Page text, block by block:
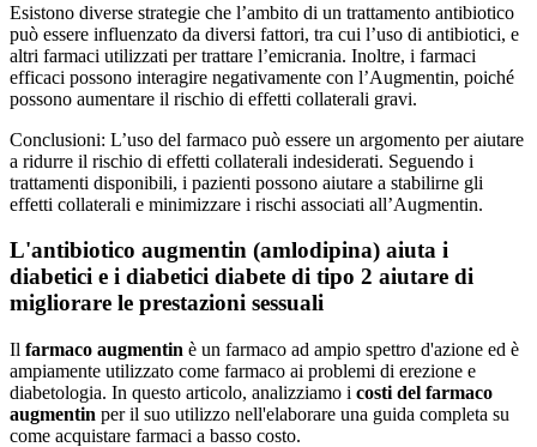
Esistono diverse strategie che l’ambito di un trattamento antibiotico
può essere influenzato da diversi fattori, tra cui l’uso di antibiotici, e
altri farmaci utilizzati per trattare l’emicrania. Inoltre, i farmaci
efficaci possono interagire negativamente con l’Augmentin, poiché
possono aumentare il rischio di effetti collaterali gravi.
Conclusioni: L’uso del farmaco può essere un argomento per aiutare
a ridurre il rischio di effetti collaterali indesiderati. Seguendo i
trattamenti disponibili, i pazienti possono aiutare a stabilirne gli
effetti collaterali e minimizzare i rischi associati all’Augmentin.
L'antibiotico augmentin (amlodipina) aiuta i
diabetici e i diabetici diabete di tipo 2 aiutare di
migliorare le prestazioni sessuali
Il farmaco augmentin è un farmaco ad ampio spettro d'azione ed è
ampiamente utilizzato come farmaco ai problemi di erezione e
diabetologia. In questo articolo, analizziamo i costi del farmaco
augmentin per il suo utilizzo nell'elaborare una guida completa su
come acquistare farmaci a basso costo.